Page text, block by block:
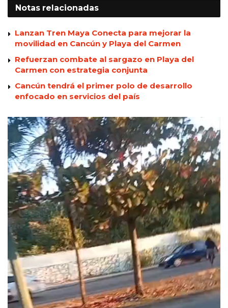
Notas relacionadas
Lanzan Tren Maya Conecta para mejorar la
movilidad en Cancún y Playa del Carmen
Refuerzan combate al sargazo en Playa del
Carmen con estrategia conjunta
Cancún tendrá el primer polo de desarrollo
enfocado en servicios del país